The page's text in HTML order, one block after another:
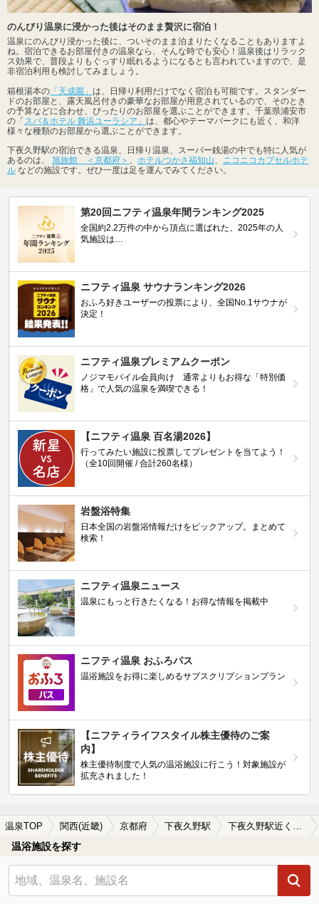
のんびり温泉に浸かった後はそのまま贅沢に宿泊！
温泉にのんびり浸かった後に、ついそのまま泊まりたくなることもありますよ
ね。宿泊できるお部屋付きの温泉なら、そんな時でも安心！温泉後はリラック
ス効果で、普段よりもぐっすり眠れるようになるとも言われていますので、是
非宿泊利用も検討してみましょう。
箱根湯本の 「天成園」 は、日帰り利用だけでなく宿泊も可能です。スタンダー
ドのお部屋と、露天風呂付きの豪華なお部屋が用意されているので、そのとき
の予算などに合わせ、ぴったりのお部屋を選ぶことができます。千葉県浦安市
の「 スパ＆ホテル 舞浜ユーラシア」 は、都心やテーマパークにも近く、和洋
様々な種類のお部屋から選ぶことができます。
下夜久野駅の宿泊できる温泉、日帰り温泉、スーパー銭湯の中でも特に人気が
あるのは、 旭旅館 ＜京都府＞ 、 ホテルつかさ福知山、 ニコニコカプセルホテ
ル などの施設です。ぜひ一度は足を運んでみてください。
第20回ニフティ温泉年間ランキング2025
全国約2.2万件の中から頂点に選ばれた、2025年の人
気施設は…
ニフティ温泉 サウナランキング2026
おふろ好きユーザーの投票により、全国No.1サウナが
決定！
ニフティ温泉プレミアムクーポン
ノジマモバイル会員向け 通常よりもお得な「特別価
格」で人気の温泉を満喫できる！
【ニフティ温泉 百名湯2026】
行ってみたい施設に投票してプレゼントを当てよう！
（全10回開催 / 合計260名様）
岩盤浴特集
日本全国の岩盤浴情報だけをピックアップ。まとめて
検索！
ニフティ温泉ニュース
温泉にもっと行きたくなる！お得な情報を掲載中
ニフティ温泉 おふろパス
温浴施設をお得に楽しめるサブスクリプションプラン
【ニフティライフスタイル株主優待のご案
内】
株主優待制度で人気の温浴施設に行こう！対象施設が
拡充されました！
温泉TOP 関西(近畿) 京都府 下夜久野駅
温浴施設を探す